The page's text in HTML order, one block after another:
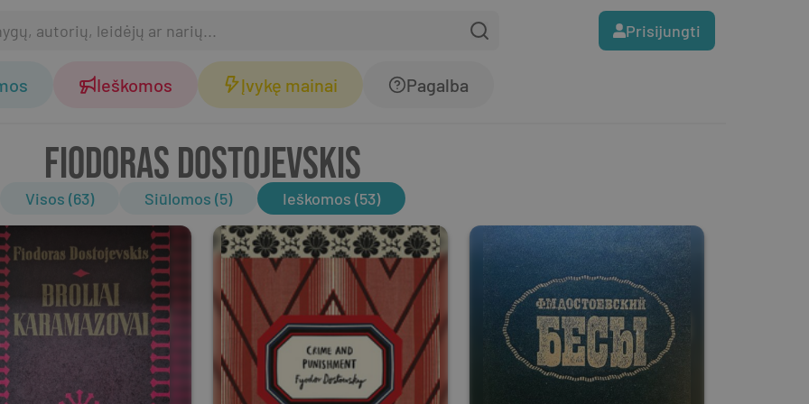
Prisijungti
Ieškomos Įvykę mainai Pagalba
FIODORAS DOSTOJEVSKIS
Visos (63) Siūlomos (5) Ieškomos (53)